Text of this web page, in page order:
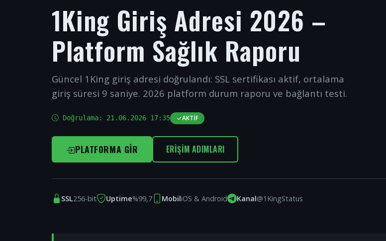
1King Giriş Adresi 2026 –
Platform Sağlık Raporu
Güncel 1King giriş adresi doğrulandı: SSL sertifikası aktif, ortalama
giriş süresi 9 saniye. 2026 platform durum raporu ve bağlantı testi.
Doğrulama: 21.06.2026 17:35 AKTIF
PLATFORMA GIR ERIŞIM ADIMLARI
SSL256-bit Uptime%99,7 MobiliOS & Android Kanal@1KingStatus